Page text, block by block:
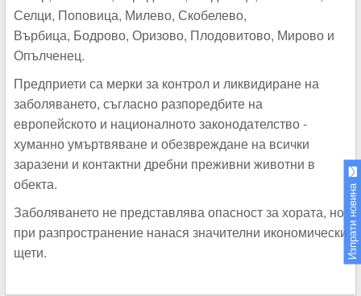
Селци, Поповица, Милево, Скобелево,
Върбица, Бодрово, Оризово, Плодовитово, Мирово и
Опълченец.
Предприети са мерки за контрол и ликвидиране на
заболяването, съгласно разпоредбите на
европейското и националното законодателство -
хуманно умъртвяване и обезвреждане на всички
заразени и контактни дребни преживни животни в
обекта.
Заболяването не представлява опасност за хората, но
при разпространение нанася значителни икономически
щети.
Изпрати новина